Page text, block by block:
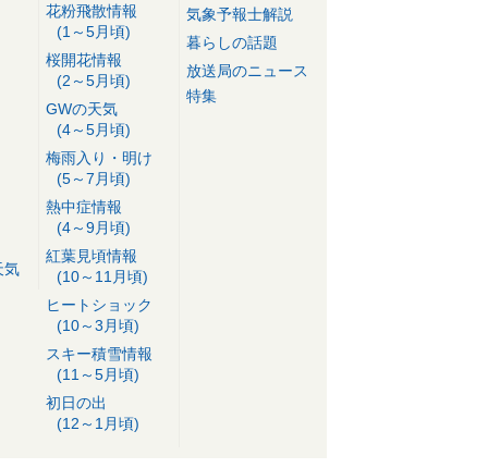
気
花粉飛散情報
(1～5月頃)
桜開花情報
(2～5月頃)
GWの天気
(4～5月頃)
梅雨入り・明け
(5～7月頃)
熱中症情報
(4～9月頃)
紅葉見頃情報
(10～11月頃)
ヒートショック
(10～3月頃)
スキー積雪情報
(11～5月頃)
初日の出
(12～1月頃)
気象予報士解説
暮らしの話題
放送局のニュース
特集